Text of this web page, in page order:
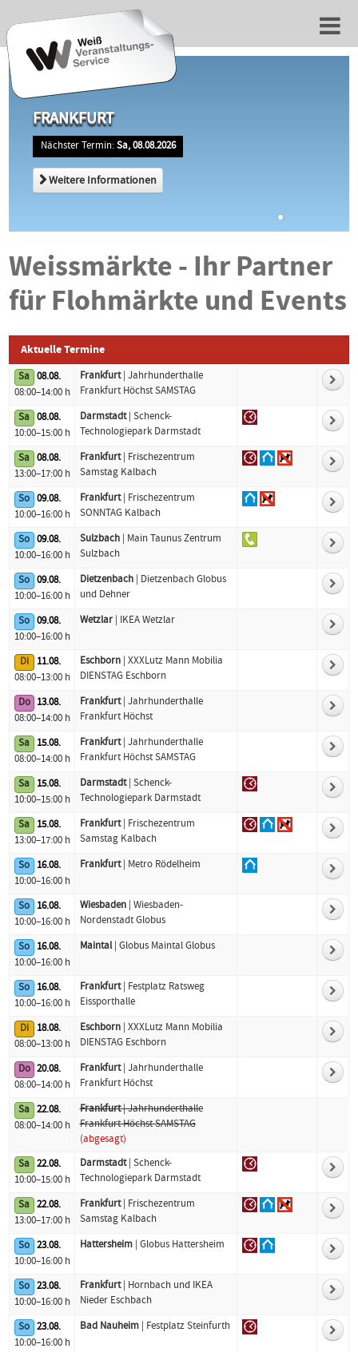
FRANKFURT
Nächster Termin:Sa, 08.08.2026
Weitere Informationen
Weissmärkte - Ihr Partner
für Flohmärkte und Events
Aktuelle Termine
Sa 08.08.
08:00–14:00 h
Frankfurt| Jahrhunderthalle
Frankfurt Höchst SAMSTAG
Sa 08.08.
10:00–15:00 h
Darmstadt| Schenck-
Technologiepark Darmstadt
Sa 08.08.
13:00–17:00 h
Frankfurt| Frischezentrum
Samstag Kalbach
So 09.08.
10:00–16:00 h
Frankfurt| Frischezentrum
SONNTAG Kalbach
So 09.08.
10:00–16:00 h
Sulzbach| Main Taunus Zentrum
Sulzbach
So 09.08.
10:00–16:00 h
Dietzenbach| Dietzenbach Globus
und Dehner
So 09.08.
10:00–16:00 h
Wetzlar| IKEA Wetzlar
Di
11.08.
08:00–13:00 h
Eschborn| XXXLutz Mann Mobilia
DIENSTAG Eschborn
Do 13.08.
08:00–14:00 h
Frankfurt| Jahrhunderthalle
Frankfurt Höchst
Sa 15.08.
08:00–14:00 h
Frankfurt| Jahrhunderthalle
Frankfurt Höchst SAMSTAG
Sa 15.08.
10:00–15:00 h
Darmstadt| Schenck-
Technologiepark Darmstadt
Sa 15.08.
13:00–17:00 h
Frankfurt| Frischezentrum
Samstag Kalbach
So 16.08.
10:00–16:00 h
Frankfurt| Metro Rödelheim
So 16.08.
10:00–16:00 h
Wiesbaden| Wiesbaden-
Nordenstadt Globus
So 16.08.
10:00–16:00 h
Maintal| Globus Maintal Globus
So 16.08.
10:00–16:00 h
Frankfurt| Festplatz Ratsweg
Eissporthalle
Di
18.08.
08:00–13:00 h
Eschborn| XXXLutz Mann Mobilia
DIENSTAG Eschborn
Do 20.08.
08:00–14:00 h
Frankfurt| Jahrhunderthalle
Frankfurt Höchst
Sa 22.08.
08:00–14:00 h
Frankfurt| Jahrhunderthalle
Frankfurt Höchst SAMSTAG
(abgesagt)
Sa 22.08.
10:00–15:00 h
Darmstadt| Schenck-
Technologiepark Darmstadt
Sa 22.08.
13:00–17:00 h
Frankfurt| Frischezentrum
Samstag Kalbach
So 23.08.
10:00–16:00 h
Hattersheim| Globus Hattersheim
So 23.08.
10:00–16:00 h
Frankfurt| Hornbach und IKEA
Nieder Eschbach
So 23.08.
10:00–16:00 h
Bad Nauheim| Festplatz Steinfurth